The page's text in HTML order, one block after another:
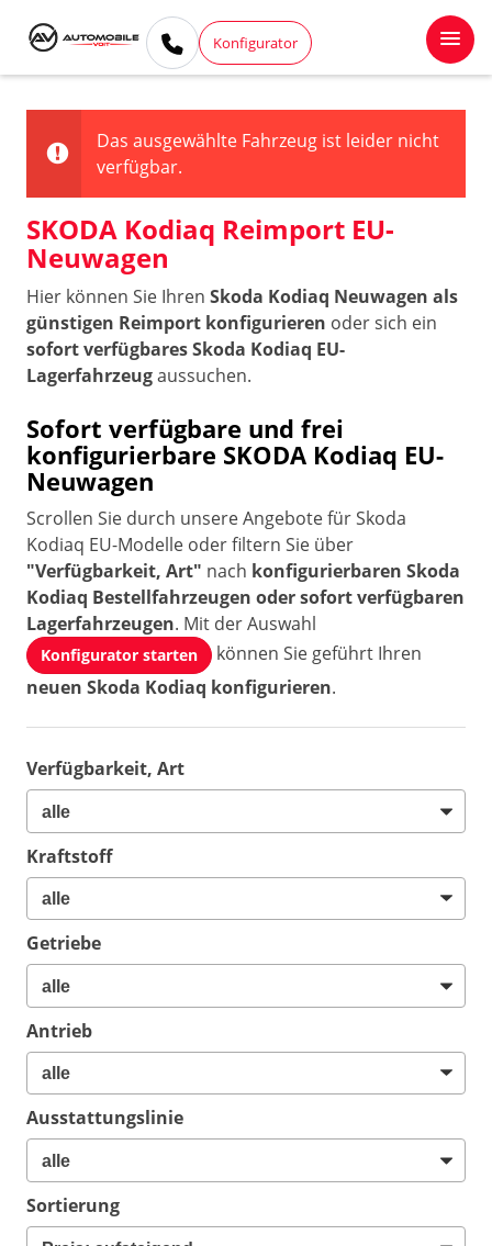
Konfigurator
Das ausgewählte Fahrzeug ist leider nicht
verfügbar.
SKODA Kodiaq Reimport EU-
Neuwagen
Hier können Sie Ihren Skoda Kodiaq Neuwagen als
günstigen Reimport konfigurieren oder sich ein
sofort verfügbares Skoda Kodiaq EU-
Lagerfahrzeugaussuchen.
Sofort verfügbare und frei
konfigurierbare SKODA Kodiaq EU-
Neuwagen
Scrollen Sie durch unsere Angebote für Skoda
Kodiaq EU-Modelle oder filtern Sie über
"Verfügbarkeit, Art" nach konfigurierbaren Skoda
Kodiaq Bestellfahrzeugen oder sofort verfügbaren
Lagerfahrzeugen. Mit der Auswahl
Konfigurator starten
können Sie geführt Ihren
neuen Skoda Kodiaq konfigurieren.
Verfügbarkeit, Art
Kraftstoff
Getriebe
Antrieb
Ausstattungslinie
Sortierung